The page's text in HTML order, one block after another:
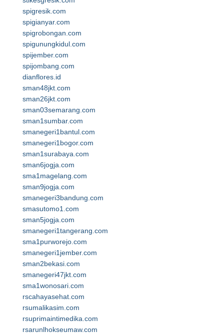
spigresik.com
spigianyar.com
spigrobongan.com
spigunungkidul.com
spijember.com
spijombang.com
dianflores.id
sman48jkt.com
sman26jkt.com
sman03semarang.com
sman1sumbar.com
smanegeri1bantul.com
smanegeri1bogor.com
sman1surabaya.com
sman6jogja.com
sma1magelang.com
sman9jogja.com
smanegeri3bandung.com
smasutomo1.com
sman5jogja.com
smanegeri1tangerang.com
sma1purworejo.com
smanegeri1jember.com
sman2bekasi.com
smanegeri47jkt.com
sma1wonosari.com
rscahayasehat.com
rsumalikasim.com
rsuprimaintimedika.com
rsarunlhokseumaw.com